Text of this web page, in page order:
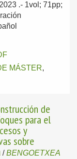
.- 1vol; 71pp;
MÁSTER,
de
para el
y
sobre
/BENGOETXEA